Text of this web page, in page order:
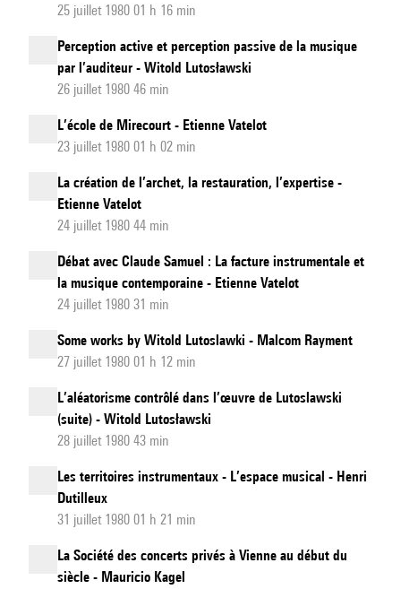
25 juillet 1980 01 h 16 min
Perception active et perception passive de la musique
par l’auditeur - Witold Lutosławski
26 juillet 1980 46 min
L’école de Mirecourt - Etienne Vatelot
23 juillet 1980 01 h 02 min
La création de l’archet, la restauration, l’expertise -
Etienne Vatelot
24 juillet 1980 44 min
Débat avec Claude Samuel : La facture instrumentale et
la musique contemporaine - Etienne Vatelot
24 juillet 1980 31 min
Some works by Witold Lutoslawki - Malcom Rayment
27 juillet 1980 01 h 12 min
L’aléatorisme contrôlé dans l’œuvre de Lutoslawski
(suite) - Witold Lutosławski
28 juillet 1980 43 min
Les territoires instrumentaux - L’espace musical - Henri
Dutilleux
31 juillet 1980 01 h 21 min
La Société des concerts privés à Vienne au début du
siècle - Mauricio Kagel